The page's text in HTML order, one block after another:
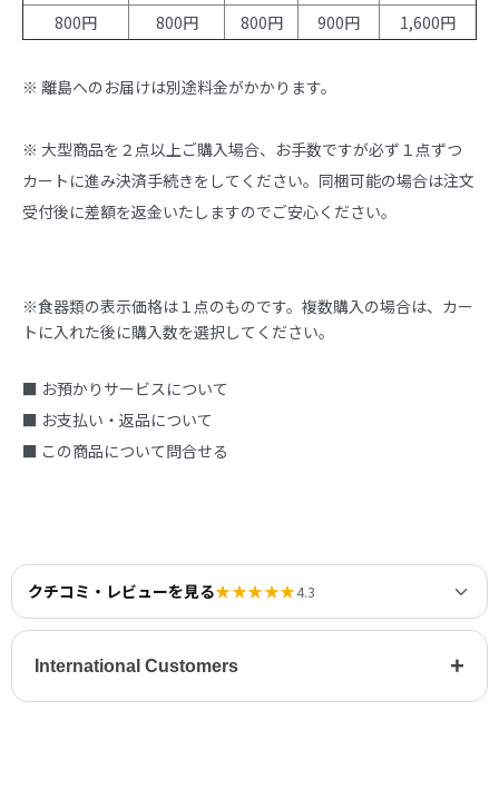
800円 800円 800円 900円 1,600円
※ 離島へのお届けは別途料金がかかります。
※ 大型商品を２点以上ご購入場合、お手数ですが必ず１点ずつ
カートに進み決済手続きをしてください。同梱可能の場合は注文
受付後に差額を返金いたしますのでご安心ください。
※食器類の表示価格は１点のものです。複数購入の場合は、カー
トに入れた後に購入数を選択してください。
■ お預かりサービスについて
■ お支払い・返品について
■ この商品について問合せる
クチコミ・レビューを見る★★★★★4.3
International Customers +